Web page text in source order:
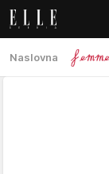
Naslovna